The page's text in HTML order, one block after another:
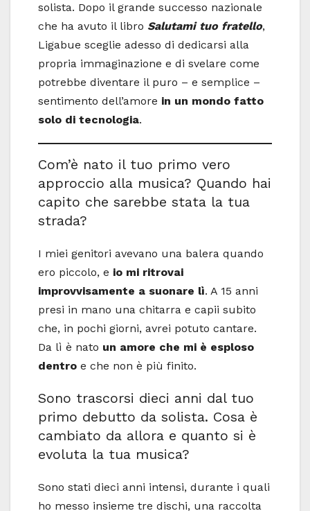
solista. Dopo il grande successo nazionale
che ha avuto il libro Salutami tuo fratello,
Ligabue sceglie adesso di dedicarsi alla
propria immaginazione e di svelare come
potrebbe diventare il puro – e semplice –
sentimento dell’amore in un mondo fatto
solo di tecnologia.
Com’è nato il tuo primo vero
approccio alla musica? Quando hai
capito che sarebbe stata la tua
strada?
I miei genitori avevano una balera quando
ero piccolo, e io mi ritrovai
improvvisamente a suonare lì. A 15 anni
presi in mano una chitarra e capii subito
che, in pochi giorni, avrei potuto cantare.
Da lì è nato un amore che mi è esploso
dentro e che non è più finito.
Sono trascorsi dieci anni dal tuo
primo debutto da solista. Cosa è
cambiato da allora e quanto si è
evoluta la tua musica?
Sono stati dieci anni intensi, durante i quali
ho messo insieme tre dischi, una raccolta